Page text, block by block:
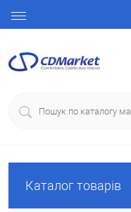
Каталог товарів